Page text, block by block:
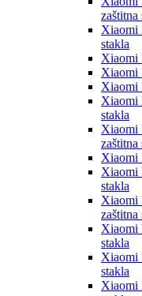
zaštitna
Xiaomi
stakla
Xiaomi
Xiaomi
Xiaomi
Xiaomi
stakla
Xiaomi
zaštitna
Xiaomi
Xiaomi
stakla
Xiaomi
zaštitna
Xiaomi
stakla
Xiaomi
stakla
Xiaomi